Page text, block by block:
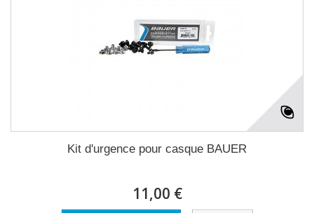
Kit d'urgence pour casque BAUER
11,00 €